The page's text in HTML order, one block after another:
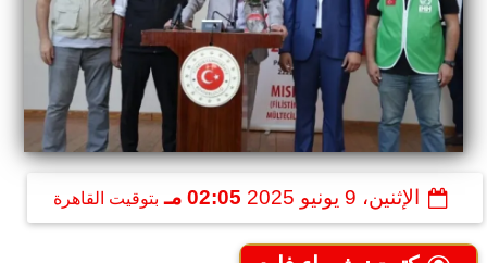
الإثنين، 9 يونيو 2025 02:05 مـ بتوقيت القاهرة